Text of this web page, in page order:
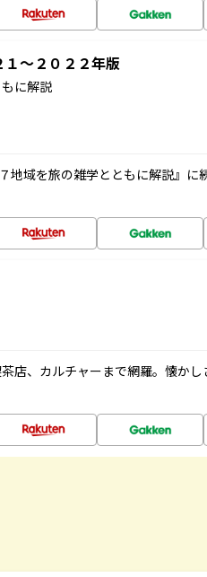
～２０２２年版
に解説
地域を旅の雑学とともに解説』に
店、カルチャーまで網羅。懐かし